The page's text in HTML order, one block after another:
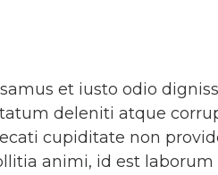
et iusto odio
deleniti atque
cupiditate non
animi, id est laborum